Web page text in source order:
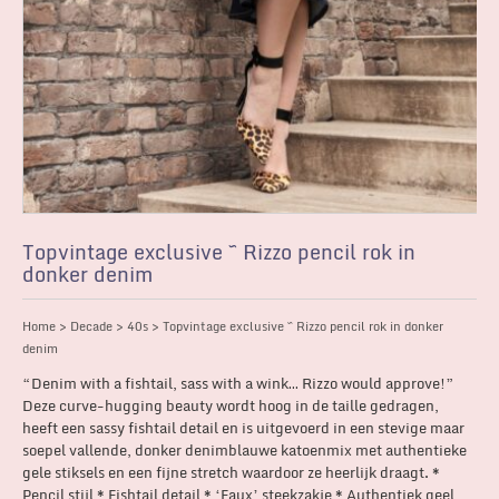
Topvintage exclusive ~ Rizzo pencil rok in
donker denim
Home > Decade > 40s > Topvintage exclusive ~ Rizzo pencil rok in donker
denim
“Denim with a fishtail, sass with a wink… Rizzo would approve!”
Deze curve-hugging beauty wordt hoog in de taille gedragen,
heeft een sassy fishtail detail en is uitgevoerd in een stevige maar
soepel vallende, donker denimblauwe katoenmix met authentieke
gele stiksels en een fijne stretch waardoor ze heerlijk draagt. *